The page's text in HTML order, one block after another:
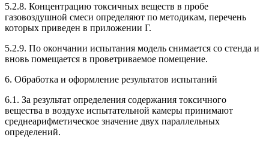
5.2.8. Концентрацию токсичных веществ в пробе
газовоздушной смеси определяют по методикам, перечень
которых приведен в приложении Г.
5.2.9. По окончании испытания модель снимается со стенда и
вновь помещается в проветриваемое помещение.
6. Обработка и оформление результатов испытаний
6.1. За результат определения содержания токсичного
вещества в воздухе испытательной камеры принимают
среднеарифметическое значение двух параллельных
определений.